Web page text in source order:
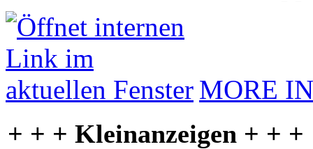
MORE
+ + + Kleinanzeigen + + +